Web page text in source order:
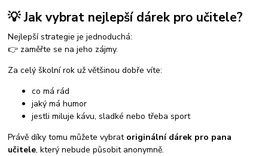
💡 Jak vybrat nejlepší dárek pro učitele?
Nejlepší strategie je jednoduchá:
👉 zaměřte se na jeho zájmy.
Za celý školní rok už většinou dobře víte:
co má rád
jaký má humor
jestli miluje kávu, sladké nebo třeba sport
Právě díky tomu můžete vybrat originální dárek pro pana
učitele, který nebude působit anonymně.